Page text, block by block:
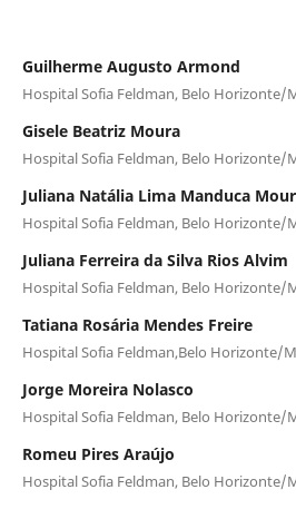
Guilherme Augusto Armond
Hospital Sofia Feldman, Belo Horizonte/
Gisele Beatriz Moura
Hospital Sofia Feldman, Belo Horizonte/
Juliana Natália Lima Manduca
Hospital Sofia Feldman, Belo Horizonte/
Juliana Ferreira da Silva Rios Alvim
Hospital Sofia Feldman, Belo Horizonte/
Tatiana Rosária Mendes Freire
Hospital Sofia Feldman,Belo Horizonte/
Jorge Moreira Nolasco
Hospital Sofia Feldman, Belo Horizonte/
Romeu Pires Araújo
Hospital Sofia Feldman, Belo Horizonte/